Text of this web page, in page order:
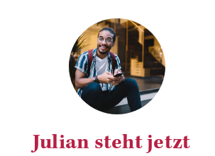
Julian steht jetzt